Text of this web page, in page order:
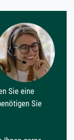
Sie eine
Sie